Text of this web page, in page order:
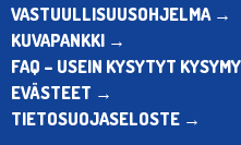
VASTUULLISUUSOHJELMA →
KUVAPANKKI →
FAQ – USEIN KYSYTYT
EVÄSTEET →
TIETOSUOJASELOSTE →